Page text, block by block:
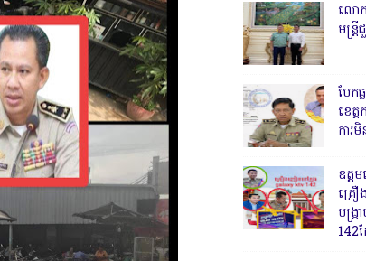
លោក
មន្ត្
បែក
ខេត្
ការ
ឧត្
គ្រឿ
បង្ក្
142